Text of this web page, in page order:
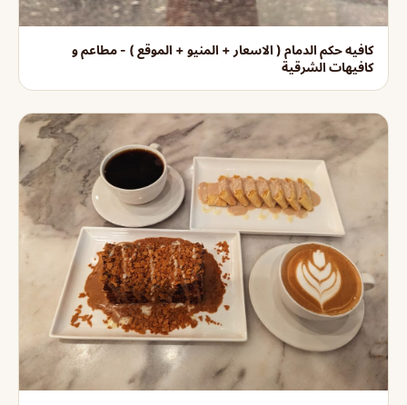
كافيه حكم الدمام ( الاسعار + المنيو + الموقع ) - مطاعم و
كافيهات الشرقية